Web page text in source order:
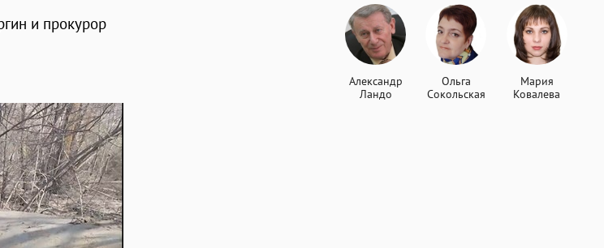
и прокурор
Александр
Ландо
Ольга
Сокольская
Мария
Ковалева